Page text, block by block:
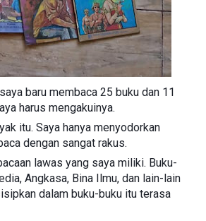
baru membaca 25 buku dan 11
harus mengakuinya.
itu. Saya hanya menyodorkan
dengan sangat rakus.
lawas yang saya miliki. Buku-
Angkasa, Bina Ilmu, dan lain-lain
dalam buku-buku itu terasa